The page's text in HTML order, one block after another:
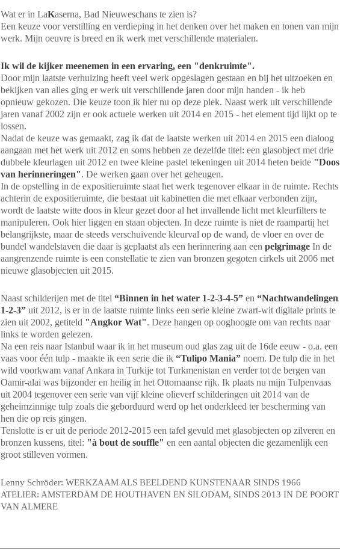
Wat er in LaKaserna, Bad Nieuweschans te zien is?
Een keuze voor verstilling en verdieping in het denken over het maken en tonen van mijn
werk. Mijn oeuvre is breed en ik werk met verschillende materialen.
Ik wil de kijker meenemen in een ervaring, een "denkruimte".
Door mijn laatste verhuizing heeft veel werk opgeslagen gestaan en bij het uitzoeken en
bekijken van alles ging er werk uit verschillende jaren door mijn handen - ik heb
opnieuw gekozen. Die keuze toon ik hier nu op deze plek. Naast werk uit verschillende
jaren vanaf 2002 zijn er ook actuele werken uit 2014 en 2015 - het element tijd lijkt op te
lossen.
Nadat de keuze was gemaakt, zag ik dat de laatste werken uit 2014 en 2015 een dialoog
aangaan met het werk uit 2012 en soms hebben ze dezelfde titel: een glasobject met drie
dubbele kleurlagen uit 2012 en twee kleine pastel tekeningen uit 2014 heten beide "Doos
van herinneringen". De werken gaan over het geheugen.
In de opstelling in de expositieruimte staat het werk tegenover elkaar in de ruimte. Rechts
achterin de expositieruimte, die bestaat uit kabinetten die met elkaar verbonden zijn,
wordt de laatste witte doos in kleur gezet door al het invallende licht met kleurfilters te
manipuleren. Ook hier liggen en staan objecten. In deze ruimte is niet de raampartij het
belangrijkste, maar de steeds verschuivende kleurval op de wand, de vloer en over de
bundel wandelstaven die daar is geplaatst als een herinnering aan een pelgrimage In de
aangrenzende ruimte is een constellatie te zien van bronzen gegoten cirkels uit 2006 met
nieuwe glasobjecten uit 2015.
Naast schilderijen met de titel “Binnen in het water 1-2-3-4-5”en “Nachtwandelingen
1-2-3” uit 2012, is er in de laatste ruimte links een serie kleine zwart-wit digitale prints te
zien uit 2002, getiteld "Angkor Wat". Deze hangen op ooghoogte om van rechts naar
links te worden gelezen.
Na een reis naar Istanbul waar ik in het museum oud glas zag uit de 16de eeuw - o.a. een
vaas voor één tulp - maakte ik een serie die ik “Tulipo Mania”noem. De tulp die in het
wild voorkwam vanaf Ankara in Turkije tot Turkmenistan en verder tot de bergen van
Oamir-alai was bijzonder en heilig in het Ottomaanse rijk. Ik plaats nu mijn Tulpenvaas
uit 2004 tegenover een serie van vijf kleine olieverf schilderingen uit 2014 van de
geheimzinnige tulp zoals die geborduurd werd op het onderkleed ter bescherming van
hen die op reis gingen.
Tenslotte is er uit de periode 2012-2015 een tafel gevuld met glasobjecten op zilveren en
bronzen kussens, titel: "à bout de souffle" en een aantal objecten die gezamenlijk een
groot stilleven vormen.
Lenny Schröder: WERKZAAM ALS BEELDEND KUNSTENAAR SINDS 1966
ATELIER: AMSTERDAM DE HOUTHAVEN EN SILODAM, SINDS 2013 IN DE POORT
VAN ALMERE